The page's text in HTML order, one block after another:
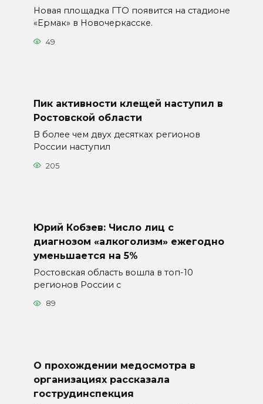
Новая площадка ГТО появится на стадионе
«Ермак» в Новочеркасске.
49
Пик активности клещей наступил в
Ростовской области
В более чем двух десятках регионов
России наступил
205
Юрий Кобзев: Число лиц с
диагнозом «алкоголизм» ежегодно
уменьшается на 5%
Ростовская область вошла в топ-10
регионов России с
89
О прохождении медосмотра в
организациях рассказала
гострудинспекция